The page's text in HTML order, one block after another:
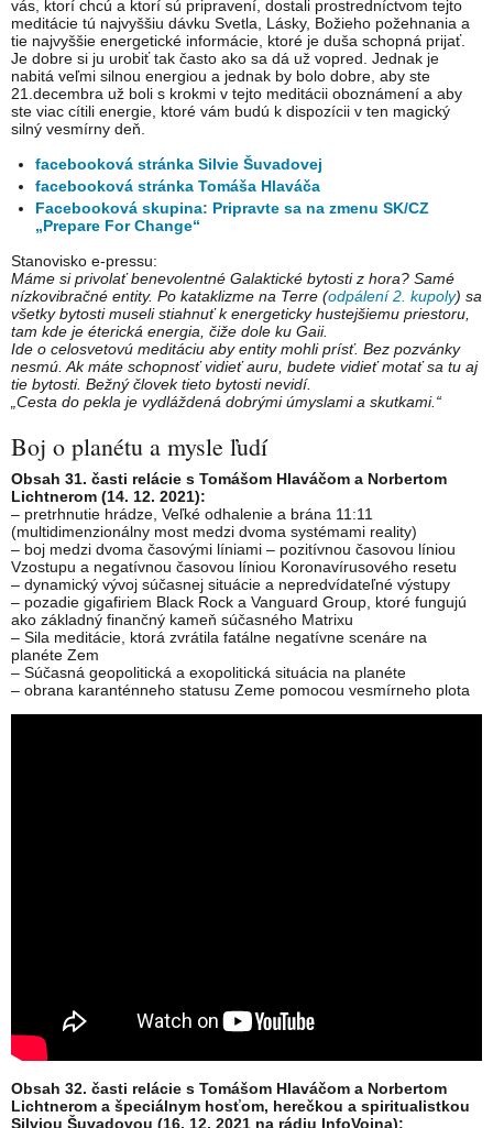
vás, ktorí chcú a ktorí sú pripravení, dostali prostredníctvom tejto
meditácie tú najvyššiu dávku Svetla, Lásky, Božieho požehnania a
tie najvyššie energetické informácie, ktoré je duša schopná prijať.
Je dobre si ju urobiť tak často ako sa dá už vopred. Jednak je
nabitá veľmi silnou energiou a jednak by bolo dobre, aby ste
21.decembra už boli s krokmi v tejto meditácii oboznámení a aby
ste viac cítili energie, ktoré vám budú k dispozícii v ten magický
silný vesmírny deň.
facebooková stránka Silvie Šuvadovej
facebooková stránka Tomáša Hlaváča
Facebooková skupina: Pripravte sa na zmenu SK/CZ
„Prepare For Change“
Stanovisko e-pressu:
Máme si privolať benevolentné Galaktické bytosti z hora? Samé
nízkovibračné entity. Po kataklizme na Terre (odpálení 2. kupoly) sa
všetky bytosti museli stiahnuť k energeticky hustejšiemu priestoru,
tam kde je éterická energia, čiže dole ku Gaii.
Ide o celosvetovú meditáciu aby entity mohli prísť. Bez pozvánky
nesmú. Ak máte schopnosť vidieť auru, budete vidieť motať sa tu aj
tie bytosti. Bežný človek tieto bytosti nevidí.
„Cesta do pekla je vydláždená dobrými úmyslami a skutkami.“
Boj o planétu a mysle ľudí
Obsah 31. časti relácie s Tomášom Hlaváčom a Norbertom
Lichtnerom (14. 12. 2021):
– pretrhnutie hrádze, Veľké odhalenie a brána 11:11
(multidimenzionálny most medzi dvoma systémami reality)
– boj medzi dvoma časovými líniami – pozitívnou časovou líniou
Vzostupu a negatívnou časovou líniou Koronavírusového resetu
– dynamický vývoj súčasnej situácie a nepredvídateľné výstupy
– pozadie gigafiriem Black Rock a Vanguard Group, ktoré fungujú
ako základný finančný kameň súčasného Matrixu
– Sila meditácie, ktorá zvrátila fatálne negatívne scenáre na
planéte Zem
– Súčasná geopolitická a exopolitická situácia na planéte
– obrana karanténneho statusu Zeme pomocou vesmírneho plota
Obsah 32. časti relácie s Tomášom Hlaváčom a Norbertom
Lichtnerom a špeciálnym hosťom, herečkou a spiritualistkou
Silviou Šuvadovou (16. 12. 2021 na rádiu InfoVojna):